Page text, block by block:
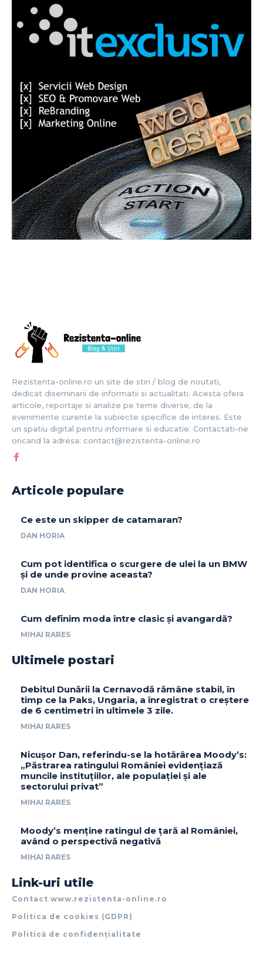
Rezistenta-online.ro un site de stiri / blog de noutati,
dedicat diseminarii de informatii si actualitati. Acesta ofera
articole, reportaje si analize pe teme diverse, de la
evenimente curente la subiecte specifice de interes. Este
un spatiu digital pentru informare si educatie. Contactati-ne
oricand la adresa: contact@rezistenta-online.ro
Articole populare
Ce este un skipper de catamaran?
DAN HORIA
Cum pot identifica o scurgere de ulei la un BMW
și de unde provine aceasta?
DAN HORIA
Cum definim moda între clasic și avangardă?
MIHAI RARES
Ultimele postari
Debitul Dunării la Cernavodă rămâne stabil, în
timp ce la Paks, Ungaria, a înregistrat o creștere
de 6 centimetri în ultimele 3 zile.
MIHAI RARES
Nicușor Dan, referindu-se la hotărârea Moody’s:
„Păstrarea ratingului României evidențiază
muncile instituțiilor, ale populației și ale
sectorului privat”
MIHAI RARES
Moody’s menține ratingul de țară al României,
având o perspectivă negativă
MIHAI RARES
Link-uri utile
Contact www.rezistenta-online.ro
Politica de cookies (GDPR)
Politică de confidențialitate